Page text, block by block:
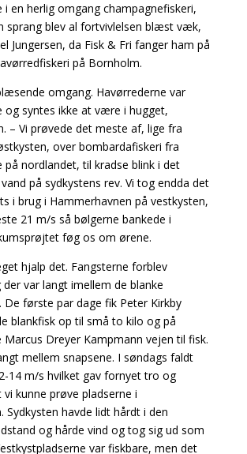
i en herlig omgang champagnefiskeri,
sprang blev al fortvivlelsen blæst væk,
Jungersen, da Fisk & Fri fanger ham på
på Bornholm.
omgang. Havørrederne var
syntes ikke at være i hugget,
– Vi prøvede det meste af, lige fra
over bombardafiskeri fra
nordlandet, til kradse blink i det
på sydkystens rev. Vi tog endda det
i brug i Hammerhavnen på vestkysten,
21 m/s så bølgerne bankede i
føg os om ørene.
hjalp det. Fangsterne forblev
var langt imellem de blanke
De første par dage fik Peter Kirkby
blankfisk op til små to kilo og på
Marcus Dreyer Kampmann vejen til fisk.
mellem snapsene. I søndags faldt
14 m/s hvilket gav fornyet tro og
kunne prøve pladserne i
Sydkysten havde lidt hårdt i den
og hårde vind og tog sig ud som
var fiskbare, men det